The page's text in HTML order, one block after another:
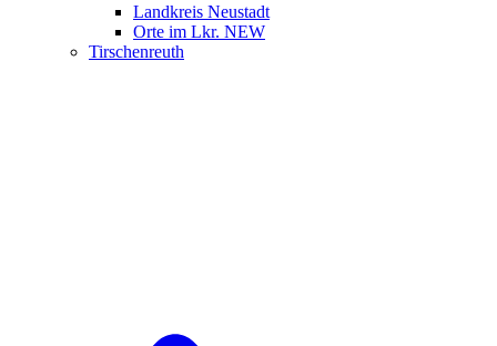
Landkreis Neustadt
Orte im Lkr. NEW
Tirschenreuth